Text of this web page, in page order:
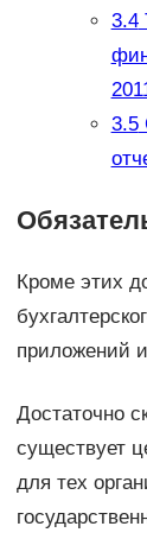
3.4
3.5
Кроме этих
приложений
Достаточно
существует
для тех